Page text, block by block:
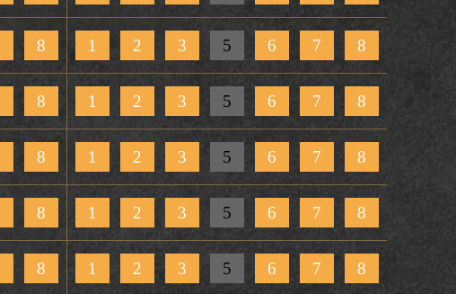
8 1 2 3 5 6 7 8
8 1 2 3 5 6 7 8
8 1 2 3 5 6 7 8
8 1 2 3 5 6 7 8
8 1 2 3 5 6 7 8